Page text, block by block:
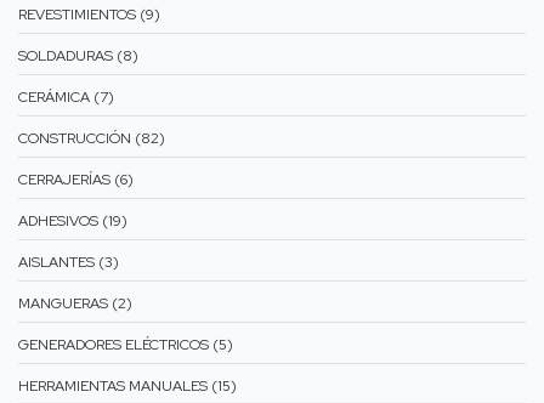
REVESTIMIENTOS (9)
SOLDADURAS (8)
CERÁMICA (7)
CONSTRUCCIÓN (82)
CERRAJERÍAS (6)
ADHESIVOS (19)
AISLANTES (3)
MANGUERAS (2)
GENERADORES ELÉCTRICOS (5)
HERRAMIENTAS MANUALES (15)